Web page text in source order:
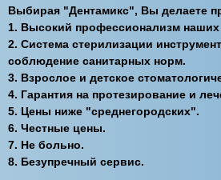
Выбирая "Дентамикс", Вы делаете
1. Высокий профессионализм наших
2. Система стерилизации
соблюдение санитарных норм.
3. Взрослое и детское
4. Гарантия на протезирование и
5. Цены ниже "среднегородских".
6. Честные цены.
7. Не больно.
8. Безупречный сервис.